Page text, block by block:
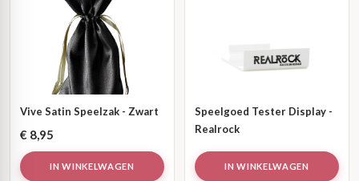
Vive Satin Speelzak - Zwart
€ 8,95
IN WINKELWAGEN
Speelgoed Tester Display -
Realrock
IN WINKELWAGEN